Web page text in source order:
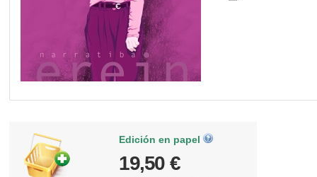
Edición en papel
19,50 €